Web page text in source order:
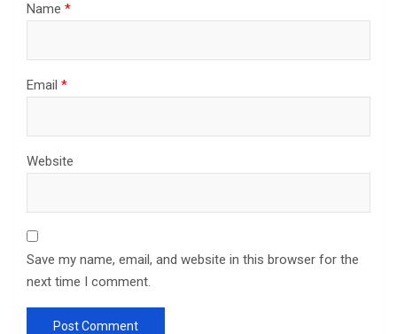
Name *
Email *
Website
Save my name, email, and website in this browser for the
next time I comment.